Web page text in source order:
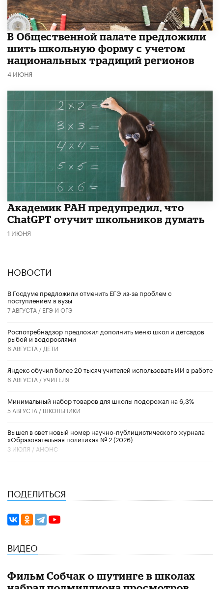
В Общественной палате предложили
шить школьную форму с учетом
национальных традиций регионов
4 ИЮНЯ
Академик РАН предупредил, что
ChatGPT отучит школьников думать
1 ИЮНЯ
НОВОСТИ
В Госдуме предложили отменить ЕГЭ из-за проблем с
поступлением в вузы
7 АВГУСТА / ЕГЭ И ОГЭ
Роспотребнадзор предложил дополнить меню школ и детсадов
рыбой и водорослями
6 АВГУСТА / ДЕТИ
​Яндекс обучил более 20 тысяч учителей использовать ИИ в работе
6 АВГУСТА /УЧИТЕЛЯ
Минимальный набор товаров для школы подорожал на 6,3%
5 АВГУСТА / ШКОЛЬНИКИ
Вышел в свет новый номер научно-публицистического журнала
«Образовательная политика» № 2 (2026)
3 ИЮЛЯ / АНОНС
ПОДЕЛИТЬСЯ
ВИДЕО
Фильм Собчак о шутинге в школах